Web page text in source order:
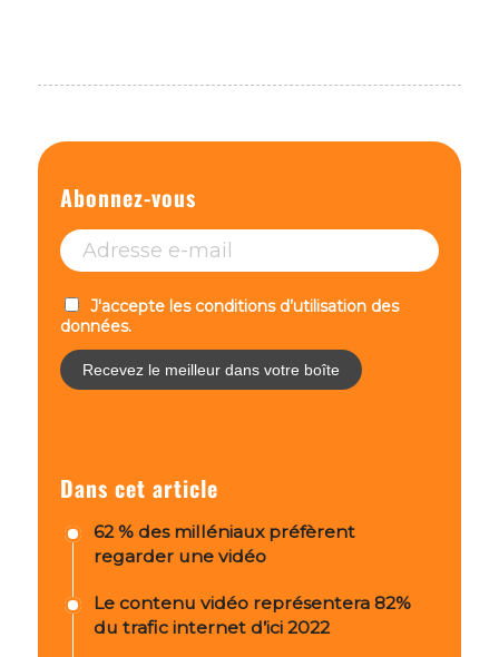
Abonnez-vous
J'accepte les conditions d’utilisation des
données.
Dans cet article
62 % des milléniaux préfèrent
regarder une vidéo
Le contenu vidéo représentera 82%
du trafic internet d’ici 2022